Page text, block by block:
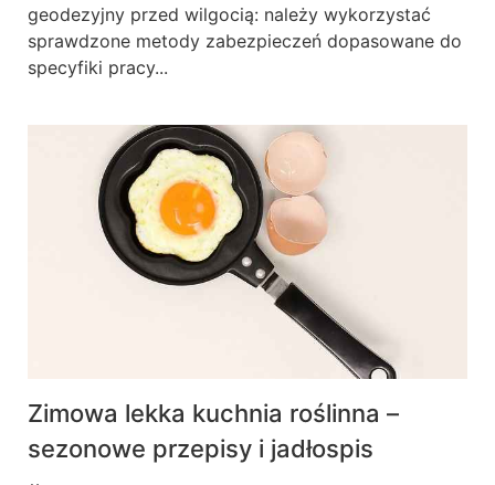
geodezyjny przed wilgocią: należy wykorzystać
sprawdzone metody zabezpieczeń dopasowane do
specyfiki pracy...
Zimowa lekka kuchnia roślinna –
sezonowe przepisy i jadłospis